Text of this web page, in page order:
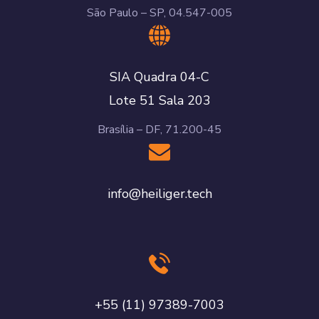
São Paulo – SP, 04.547-005
SIA Quadra 04-C
Lote 51 Sala 203
Brasília – DF, 71.200-45
info@heiliger.tech
+55 (11) 97389-7003